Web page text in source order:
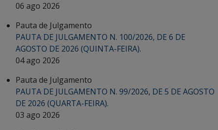
06 ago 2026
Pauta de Julgamento
PAUTA DE JULGAMENTO N. 100/2026, DE 6 DE
AGOSTO DE 2026 (QUINTA-FEIRA).
04 ago 2026
Pauta de Julgamento
PAUTA DE JULGAMENTO N. 99/2026, DE 5 DE AGOSTO
DE 2026 (QUARTA-FEIRA).
03 ago 2026